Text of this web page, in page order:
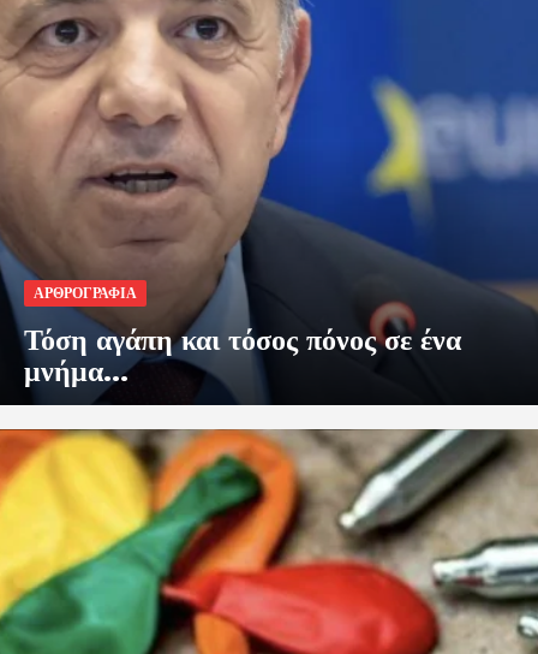
ΑΡΘΡΟΓΡΑΦΙΑ
Τόση αγάπη και τόσος πόνος σε ένα
μνήμα…